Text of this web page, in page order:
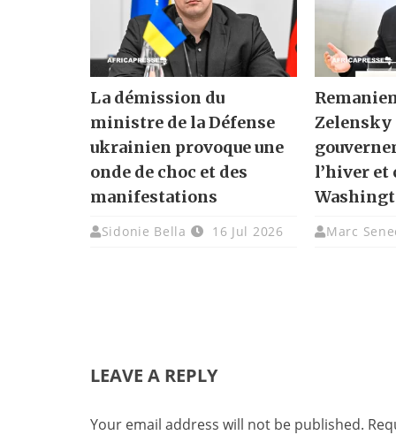
La démission du
ministre de la Défense
ukrainien provoque une
onde de choc et des
manifestations
Sidonie Bella 16 Jul 2026
Zelensky
l’hiver et
Marc
LEAVE A REPLY
Your email address will not be published.